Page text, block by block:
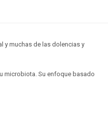
y muchas de las dolencias y
microbiota. Su enfoque basado